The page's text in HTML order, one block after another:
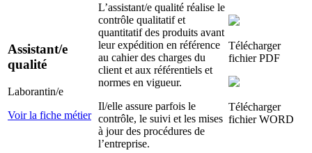
Assistant/e
qualité
Laborantin/e
Voir la fiche métier
L’assistant/e qualité réalise le
contrôle qualitatif et
quantitatif des produits avant
leur expédition en référence
au cahier des charges du
client et aux référentiels et
normes en vigueur.
Il/elle assure parfois le
contrôle, le suivi et les mises
à jour des procédures de
l’entreprise.
Télécharger
fichierPDF
Télécharger
fichierWORD